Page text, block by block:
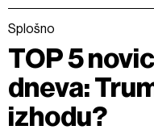
Splošno
TOP 5
dneva:
izhodu?